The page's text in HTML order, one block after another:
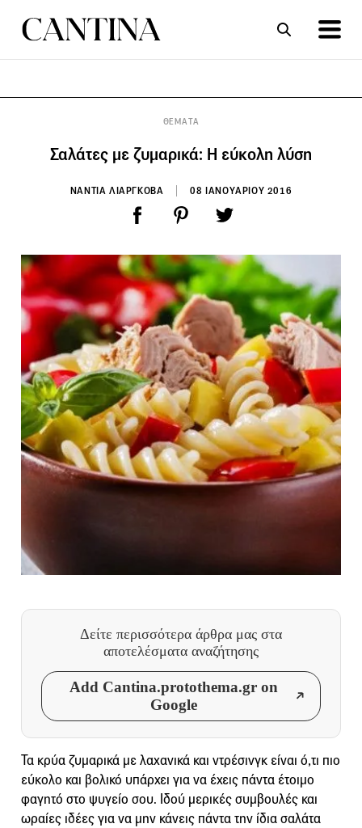
ΘΕΜΑΤΑ
Σαλάτες με ζυμαρικά: Η εύκολη λύση
ΝΑΝΤΙΑ ΛΙΑΡΓΚΟΒΑ 08 ΙΑΝΟΥΑΡΙΟΥ 2016
Δείτε περισσότερα άρθρα μας στα
αποτελέσματα αναζήτησης
Add Cantina.protothema.gr on
Google
Τα κρύα ζυμαρικά με λαχανικά και ντρέσινγκ είναι ό,τι πιο
εύκολο και βολικό υπάρχει για να έχεις πάντα έτοιμο
φαγητό στο ψυγείο σου. Ιδού μερικές συμβουλές και
ωραίες ιδέες για να μην κάνεις πάντα την ίδια σαλάτα